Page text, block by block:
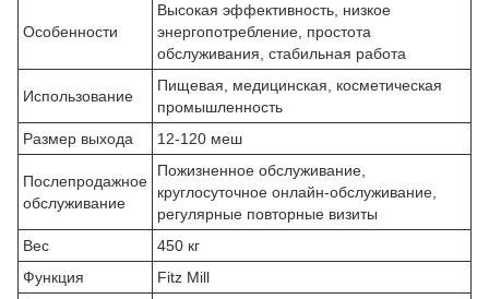
Особенности
Высокая эффективность, низкое
энергопотребление, простота
обслуживания, стабильная работа
Использование
Пищевая, медицинская, косметическая
промышленность
Размер выхода
12-120 меш
Послепродажное
обслуживание
Пожизненное обслуживание,
круглосуточное онлайн-обслуживание,
регулярные повторные визиты
Вес
450 кг
Функция
Fitz Mill